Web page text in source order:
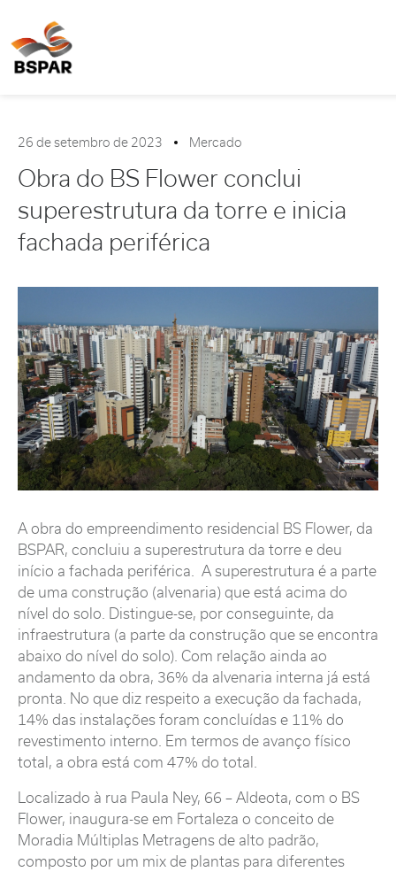
26 de setembro de 2023 Mercado
Obra do BS Flower conclui
superestrutura da torre e inicia
fachada periférica
A obra do empreendimento residencial BS Flower, da
BSPAR, concluiu a superestrutura da torre e deu
início a fachada periférica. A superestrutura é a parte
de uma construção (alvenaria) que está acima do
nível do solo. Distingue-se, por conseguinte, da
infraestrutura (a parte da construção que se encontra
abaixo do nível do solo). Com relação ainda ao
andamento da obra, 36% da alvenaria interna já está
pronta. No que diz respeito a execução da fachada,
14% das instalações foram concluídas e 11% do
revestimento interno. Em termos de avanço físico
total, a obra está com 47% do total.
Localizado à rua Paula Ney, 66 – Aldeota, com o BS
Flower, inaugura-se em Fortaleza o conceito de
Moradia Múltiplas Metragens de alto padrão,
composto por um mix de plantas para diferentes